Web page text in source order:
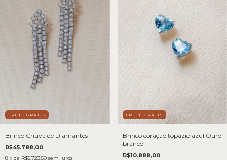
FRETE GRÁTIS
Brinco Chuva de Diamantes
R$45.788,00
8 x de R$5.723,50 sem juros
FRETE GRÁTIS
Brinco coração topázio azul Ouro
branco
R$10.888,00